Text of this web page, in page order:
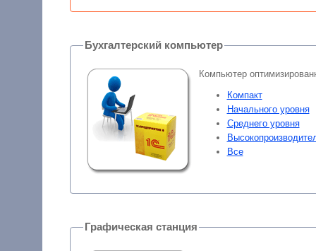
Бухгалтерский компьютер
Компьютер
Компакт
Начального уровня
Среднего уровня
Все
Графическая станция